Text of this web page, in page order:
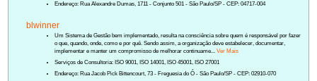
Endereço: Rua Alexandre Dumas, 1711 - Conjunto 501 - São Paulo/SP - CEP: 04717-004
blwinner
Um Sistema de Gestão bem implementado, resulta na consciência sobre quem é responsável por fazer
o que, quando, onde, como e por quê. Sendo assim, a organização deve estabelecer, documentar,
implementar e manter um compromisso de melhorar continuame...Ver Mais
Serviços de Consultoria: ISO 9001, ISO 14001, ISO 45001, ISO 27001
Endereço: Rua Jacob Pick Bittencourt, 73 - Freguesia do Ó - São Paulo/SP - CEP: 02910-070